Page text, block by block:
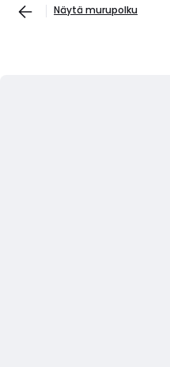
Näytä murupolku